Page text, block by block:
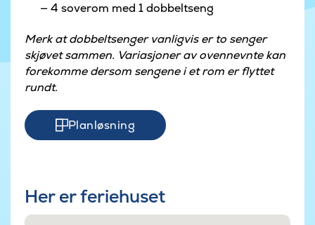
4 soverom med 1 dobbeltseng
Merk at dobbeltsenger vanligvis er to senger
skjøvet sammen. Variasjoner av ovennevnte kan
forekomme dersom sengene i et rom er flyttet
rundt.
Planløsning
Her er feriehuset